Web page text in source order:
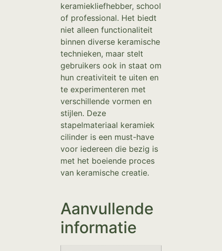
keramiekliefhebber, school
of professional. Het biedt
niet alleen functionaliteit
binnen diverse keramische
technieken, maar stelt
gebruikers ook in staat om
hun creativiteit te uiten en
te experimenteren met
verschillende vormen en
stijlen. Deze
stapelmateriaal keramiek
cilinder is een must-have
voor iedereen die bezig is
met het boeiende proces
van keramische creatie.
Aanvullende
informatie